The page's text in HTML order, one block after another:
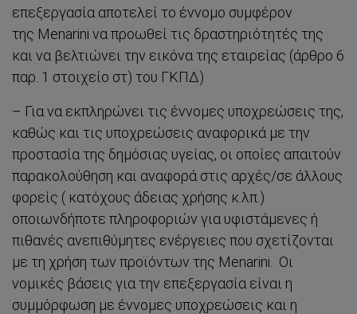
επεξεργασία αποτελεί το έννομο συμφέρον
της Menarini να προωθεί τις δραστηριότητές της
και να βελτιώνει την εικόνα της εταιρείας (άρθρο 6
παρ. 1 στοιχείο στ) του ΓΚΠΔ)
– Για να εκπληρώνει τις έννομες υποχρεώσεις της,
καθώς και τις υποχρεώσεις αναφορικά με την
προστασία της δημόσιας υγείας, οι οποίες απαιτούν
παρακολούθηση και αναφορά στις αρχές/σε άλλους
φορείς ( κατόχους άδειας χρήσης κ.λπ.)
οποιωνδήποτε πληροφοριών για υφιστάμενες ή
πιθανές ανεπιθύμητες ενέργειες που σχετίζονται
με τη χρήση των προϊόντων της Menarini. Οι
νομικές βάσεις για την επεξεργασία είναι η
συμμόρφωση με έννομες υποχρεώσεις και η